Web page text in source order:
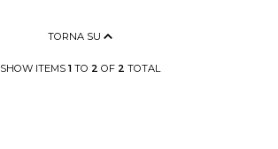
TORNA SU
SHOW ITEMS 1TO 2 OF 2 TOTAL